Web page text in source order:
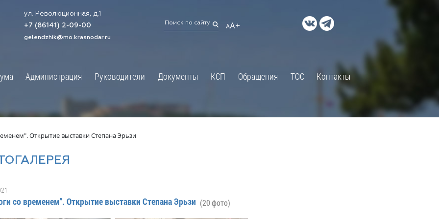
ул. Революционная, д.1
+7 (86141) 2-09-00
gelendzhik@mo.krasnodar.ru
АA+
Администрация Руководители Документы КСП Обращения ТОС Контакты
×
информация
организации
График приёмов граждан
депутатами
Депутатское объединение
Сведения о доходах, расходах, об
ДОКУМЕНТЫ
Правовые акты и их экспертиза
Экспертиза действующих
нормативных правовых актов
Оценка применения
Открытие выставки Степана Эрьзи
со временем". Открытие выставки Степана Эрьзи (20 фото)